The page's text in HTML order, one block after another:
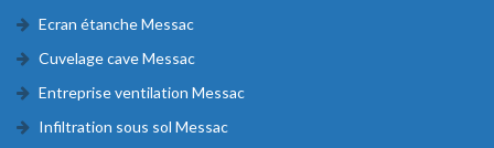
Ecran étanche Messac
Cuvelage cave Messac
Entreprise ventilation Messac
Infiltration sous sol Messac